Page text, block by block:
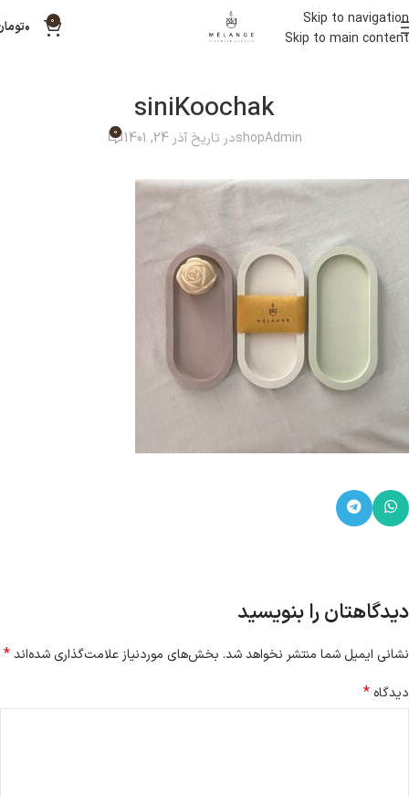
Skip to navigation
Skip to main content
0 ۰
siniKoochak
shopAdminدر تاریخ آذر 24, 1401 0
دیدگاهتان را بنویسید
نشانی ایمیل شما منتشر نخواهد شد. بخش‌های موردنیاز علامت‌گذاری شده‌اند*
دیدگاه *